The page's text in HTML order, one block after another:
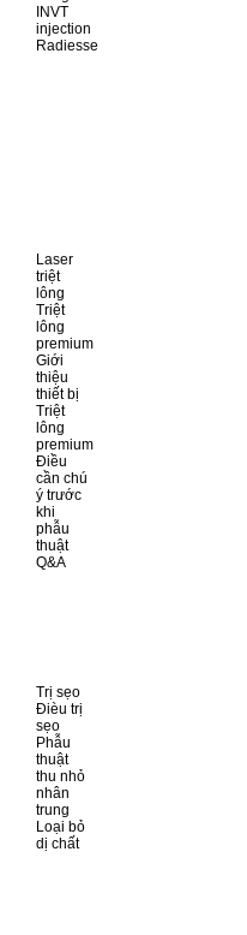
INVT
injection
Radiesse
Laser
triệt
lông
Triệt
lông
premium
Giới
thiệu
thiết bị
Triệt
lông
premium
Điều
cần chú
ý trước
khi
phẫu
thuật
Q&A
Trị sẹo
Đièu trị
sẹo
Phẫu
thuật
thu nhỏ
nhân
trung
Loại bỏ
dị chất